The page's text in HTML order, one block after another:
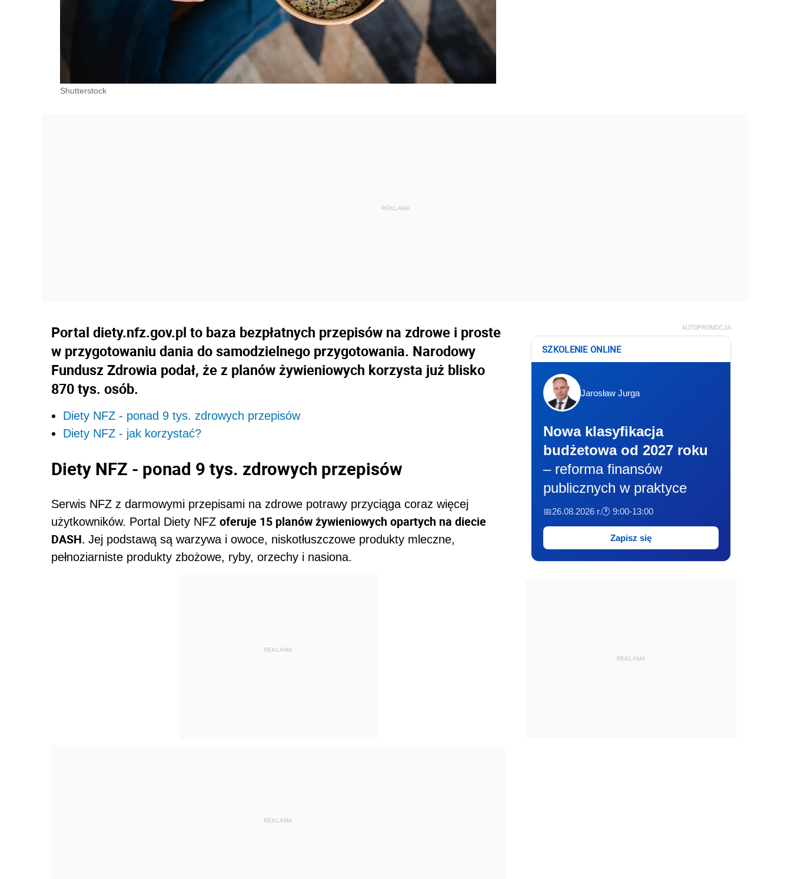
Shutterstock
Portal diety.nfz.gov.pl to baza bezpłatnych przepisów na zdrowe i proste
w przygotowaniu dania do samodzielnego przygotowania. Narodowy
Fundusz Zdrowia podał, że z planów żywieniowych korzysta już blisko
870 tys. osób.
Diety NFZ - ponad 9 tys. zdrowych przepisów
Diety NFZ - jak korzystać?
Diety NFZ - ponad 9 tys. zdrowych przepisów
Serwis NFZ z darmowymi przepisami na zdrowe potrawy przyciąga coraz więcej
użytkowników. Portal Diety NFZ oferuje 15 planów żywieniowych opartych na diecie
DASH. Jej podstawą są warzywa i owoce, niskotłuszczowe produkty mleczne,
pełnoziarniste produkty zbożowe, ryby, orzechy i nasiona.
REKLAMA
REKLAMA
AUTOPROMOCJA
SZKOLENIE ONLINE
Jarosław Jurga
Nowa klasyfikacja
budżetowa od 2027 roku
– reforma finansów
publicznych w praktyce
📅26.08.2026 r.🕐 9:00-13:00
Zapisz się
REKLAMA